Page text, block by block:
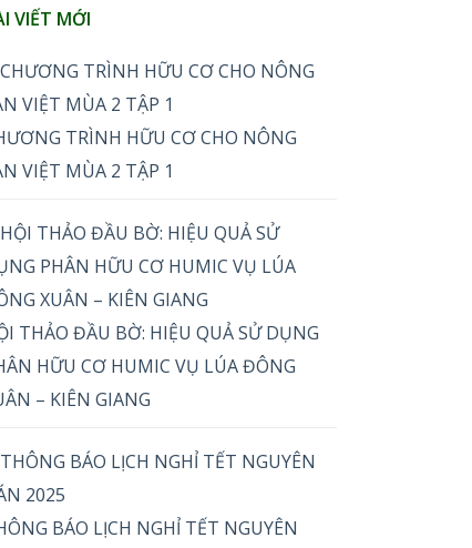
VIẾT MỚI
TRÌNH HỮU CƠ CHO NÔNG
VIỆT MÙA 2 TẬP 1
THẢO ĐẦU BỜ: HIỆU QUẢ SỬ DỤNG
HỮU CƠ HUMIC VỤ LÚA ĐÔNG
– KIÊN GIANG
BÁO LỊCH NGHỈ TẾT NGUYÊN